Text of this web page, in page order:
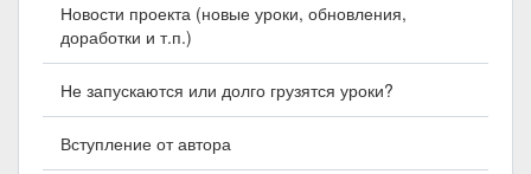
Новости проекта (новые уроки, обновления,
доработки и т.п.)
Не запускаются или долго грузятся уроки?
Вступление от автора